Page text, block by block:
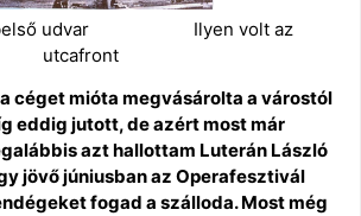
belső udvar Ilyen volt az
utcafront
céget mióta megvásárolta a várostól
eddig jutott, de azért most már
azt hallottam Luterán László
jövő júniusban az Operafesztivál
fogad a szálloda. Most még